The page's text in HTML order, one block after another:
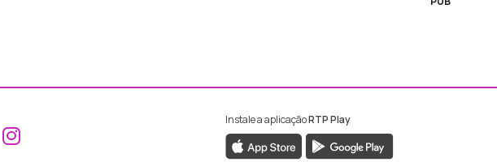
Aceder ao Facebook da RTP Madeira
Aceder ao Instagram da RTP Madeira
Instale a aplicaçãoRTP Play